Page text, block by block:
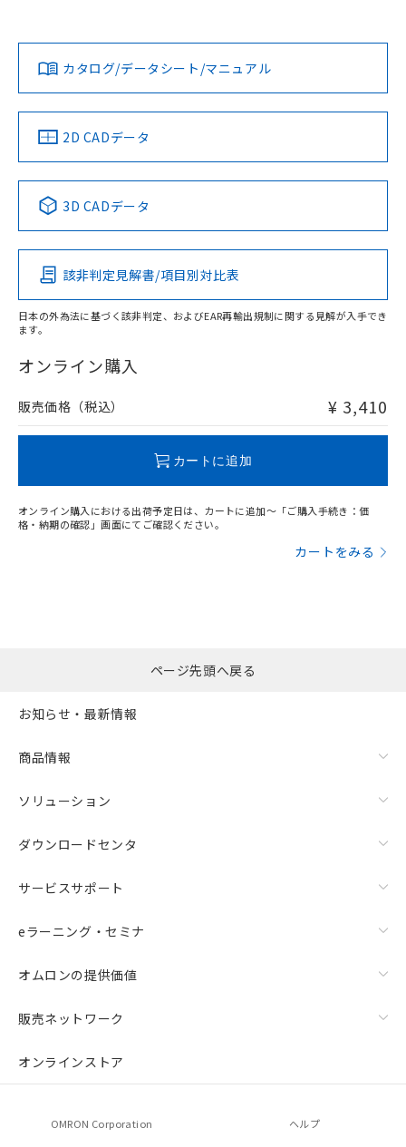
ダウンロードデータをご利用いただく前に、以下を必ずお読
みください。
ソフトウェアの使用条件
対応済み
中国 RoHS 注意事項・凡例
Pb Hg Cd Cr(VI)
O
在庫等で未対応品が混在する可能性があります。
問い合わせください。
カタログ/データシート/マニュアル
2D CADデータ
3D CADデータ
該非判定見解書/項目別対比表
日本の外為法に基づく該非判定、およびEAR再輸出規制に関する見解が入手でき
ます。
オンライン購入
販売価格（税込） ¥ 3,410
カートに追加
オンライン購入における出荷予定日は、カートに追加～「ご購入手続き：価
格・納期の確認」画面にてご確認ください。
カートをみる
ページ先頭へ戻る
お知らせ・最新情報
商品情報
ソリューション
ダウンロードセンタ
サービスサポート
eラーニング・セミナ
オムロンの提供価値
販売ネットワーク
オンラインストア
OMRON Corporation ヘルプ